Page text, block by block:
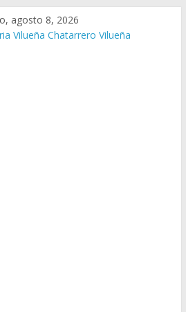
agosto 8, 2026
Vilueña Chatarrero Vilueña